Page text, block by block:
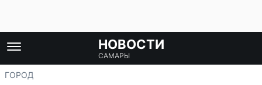
НОВОСТИ
САМАРЫ
ГОРОД